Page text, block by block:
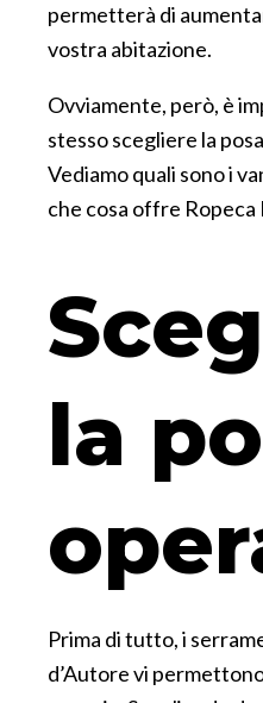
permetterà di
vostra abitazione.
Ovviamente, però, è
stesso scegliere la
Vediamo quali sono i
che cosa offre Ropeca
la
Prima di tutto, i
d’Autore vi